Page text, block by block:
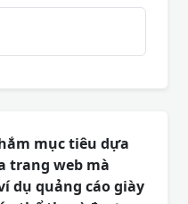
mục tiêu dựa
trang web mà
dụ quảng cáo giày